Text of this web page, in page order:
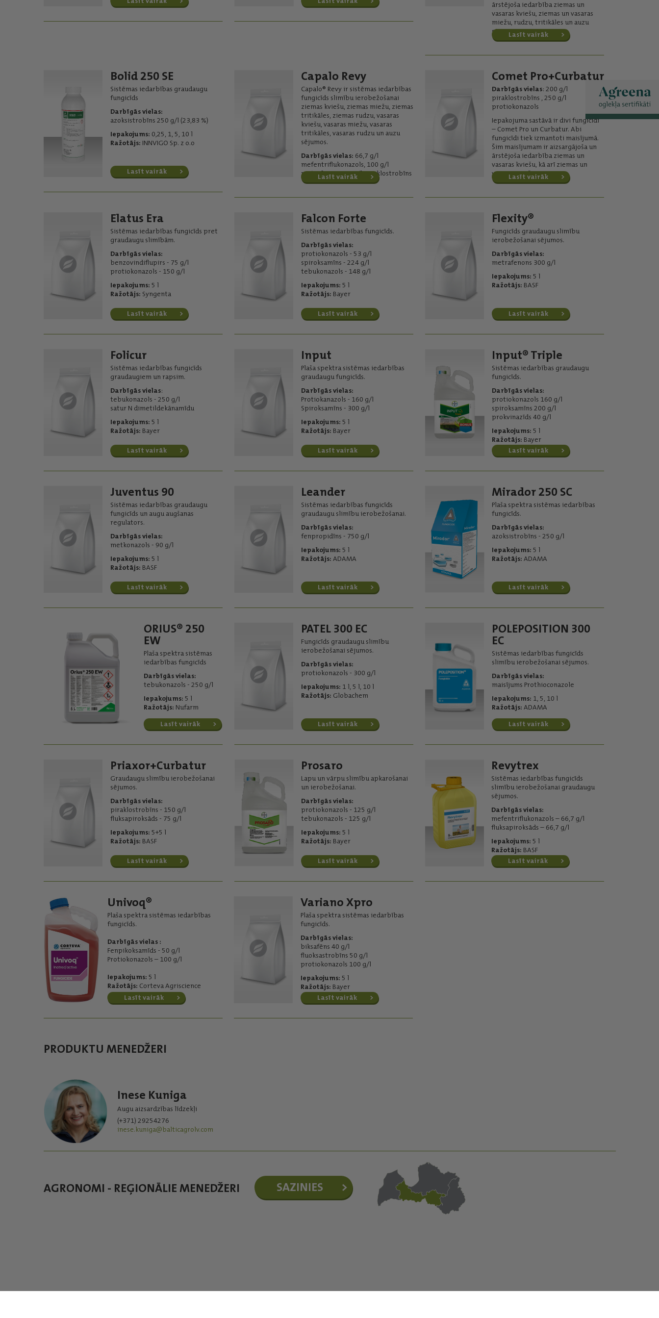
ārstējoša iedarbība ziemas un
vasaras kviešu, ziemas un vasaras
miežu, rudzu, tritikāles un auzu
sējumos.Lasīt vairāk
Bolid 250 SE
Sistēmas iedarbības graudaugu
fungicīds
Darbīgās vielas:
azoksistrobīns 250 g/l (23,83 %)
Iepakojums: 0,25, 1, 5, 10 l
Ražotājs: INNVIGO Sp. z o.o
Lasīt vairāk
Capalo Revy
Capalo® Revy ir sistēmas iedarbības
fungicīds slimību ierobežošanai
ziemas kviešu, ziemas miežu, ziemas
tritikāles, ziemas rudzu, vasaras
kviešu, vasaras miežu, vasaras
tritikāles, vasaras rudzu un auzu
sējumos.
Darbīgās vielas: 66,7 g/l
mefentriflukonazols, 100 g/l
metrafenons, 80 g/l piraklostrobīns
Lasīt vairāk
Comet Pro+Curbatur
Darbīgās vielas: 200 g/l
piraklostrobīns , 250 g/l
protiokonazols
Iepakojuma sastāvā ir divi fungicīdi
– Comet Pro un Curbatur. Abi
fungicīdi tiek izmantoti maisījumā.
Šim maisījumam ir aizsargājoša un
ārstējoša iedarbība ziemas un
vasaras kviešu, kā arī ziemas un
vasaras miežu sējumos.
Lasīt vairāk
Elatus Era
Sistēmas iedarbības fungicīds pret
graudaugu slimībām.
Darbīgās vielas:
benzovindiflupirs - 75 g/l
protiokonazols - 150 g/l
Iepakojums: 5 l
Ražotājs: Syngenta
Lasīt vairāk
Falcon Forte
Sistēmas iedarbības fungicīds.
Darbīgās vielas:
protiokonazols - 53 g/l
spiroksamīns - 224 g/l
tebukonazols - 148 g/l
Iepakojums: 5 l
Ražotājs: Bayer
Lasīt vairāk
Flexity®
Fungicīds graudaugu slimību
ierobežošanai sējumos.
Darbīgās vielas:
metrafenons 300 g/l
Iepakojums: 5 l
Ražotājs: BASF
Lasīt vairāk
Folicur
Sistēmas iedarbības fungicīds
graudaugiem un rapsim.
Darbīgās vielas:
tebukonazols - 250 g/l
satur N dimetildekānamīdu
Iepakojums: 5 l
Ražotājs: Bayer
Lasīt vairāk
Input
Plaša spektra sistēmas iedarbības
graudaugu fungicīds.
Darbīgās vielas:
Protiokanazols - 160 g/l
Spiroksamīns - 300 g/l
Iepakojums: 5 l
Ražotājs: Bayer
Lasīt vairāk
Input® Triple
Sistēmas iedarbības graudaugu
fungicīds.
Darbīgās vielas:
protiokonazols 160 g/l
spiroksamīns 200 g/l
prokvinazīds 40 g/l
Iepakojums: 5 l
Ražotājs: Bayer
Lasīt vairāk
Juventus 90
Sistēmas iedarbības graudaugu
fungicīds un augu augšanas
regulators.
Darbīgās vielas:
metkonazols - 90 g/l
Iepakojums: 5 l
Ražotājs: BASF
Lasīt vairāk
Leander
Sistēmas iedarbības fungicīds
graudaugu slimību ierobežošanai.
Darbīgās vielas:
fenpropidīns - 750 g/l
Iepakojums: 5 l
Ražotājs: ADAMA
Lasīt vairāk
Mirador 250 SC
Plaša spektra sistēmas iedarbības
fungicīds.
Darbīgās vielas:
azoksistrobīns - 250 g/l
Iepakojums: 5 l
Ražotājs: ADAMA
Lasīt vairāk
ORIUS® 250
EW
Plaša spektra sistēmas
iedarbības fungicīds
Darbīgās vielas:
tebukonazols - 250 g/l
Iepakojums: 5 l
Ražotājs: Nufarm
Lasīt vairāk
PATEL 300 EC
Fungicīds graudaugu slimību
ierobežošanai sējumos.
Darbīgās vielas:
protiokonazols - 300 g/l
Iepakojums: 1 l, 5 l, 10 l
Ražotājs: Globachem
Lasīt vairāk
POLEPOSITION 300
EC
Sistēmas iedarbības fungicīds
slimību ierobežošanai sējumos.
Darbīgās vielas:
maisījums Prothioconazole
Iepakojums: 1, 5, 10 l
Ražotājs: ADAMA
Lasīt vairāk
Priaxor+Curbatur
Graudaugu slimību ierobežošanai
sējumos.
Darbīgās vielas:
piraklostrobīns - 150 g/l
fluksapiroksāds - 75 g/l
Iepakojums: 5+5 l
Ražotājs: BASF
Lasīt vairāk
Prosaro
Lapu un vārpu slimību apkarošanai
un ierobežošanai.
Darbīgās vielas:
protiokonazols - 125 g/l
tebukonazols - 125 g/l
Iepakojums: 5 l
Ražotājs: Bayer
Lasīt vairāk
Revytrex
Sistēmas iedarbības fungicīds
slimību ierobežošanai graudaugu
sējumos.
Darbīgās vielas:
mefentriflukonazols – 66,7 g/l
fluksapiroksāds – 66,7 g/l
Iepakojums: 5 l
Ražotājs: BASF
Lasīt vairāk
Univoq®
Plaša spektra sistēmas iedarbības
fungicīds.
Darbīgās vielas :
Fenpikoksamīds - 50 g/l
Protiokonazols – 100 g/l
Iepakojums: 5 l
Ražotājs: Corteva Agriscience
Lasīt vairāk
Variano Xpro
Plaša spektra sistēmas iedarbības
fungicīds.
Darbīgās vielas:
biksafēns 40 g/l
fluoksastrobīns 50 g/l
protiokonazols 100 g/l
Iepakojums: 5 l
Ražotājs: Bayer
Lasīt vairāk
PRODUKTU MENEDŽERI
Inese Kuniga
Augu aizsardzības līdzekļi
(+371) 29254276
inese.kuniga@balticagrolv.com
AGRONOMI - REĢIONĀLIE MENEDŽERI SAZINIES